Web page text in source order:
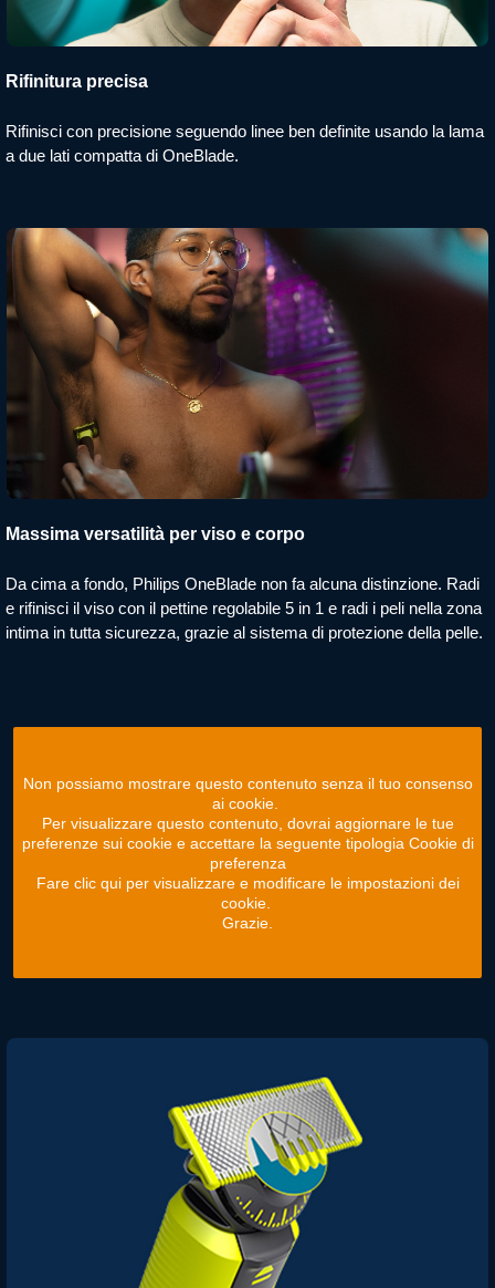
Rifinitura precisa
Rifinisci con precisione seguendo linee ben definite usando la lama
a due lati compatta di OneBlade.
Massima versatilità per viso e corpo
Da cima a fondo, Philips OneBlade non fa alcuna distinzione. Radi
e rifinisci il viso con il pettine regolabile 5 in 1 e radi i peli nella zona
intima in tutta sicurezza, grazie al sistema di protezione della pelle.
Non possiamo mostrare questo contenuto senza il tuo consenso
ai cookie.
Per visualizzare questo contenuto, dovrai aggiornare le tue
preferenze sui cookie e accettare la seguente tipologia Cookie di
preferenza
Fare clic qui per visualizzare e modificare le impostazioni dei
cookie.
Grazie.